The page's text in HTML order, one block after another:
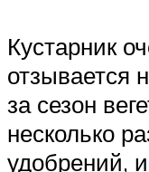
Кустарник
отзывается
за сезон
несколько
удобрений,